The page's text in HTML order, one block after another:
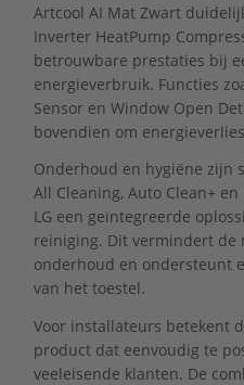
Artcool AI Mat Zwart
Inverter HeatPump
betrouwbare prestaties bij
energieverbruik. Functies
Sensor en Window Open
bovendien om
Onderhoud en hygiëne zijn
All Cleaning, Auto Clean+
LG een geïntegreerde
reiniging. Dit vermindert de
onderhoud en ondersteunt
van het toestel.
Voor installateurs betekent
product dat eenvoudig te
veeleisende klanten. De